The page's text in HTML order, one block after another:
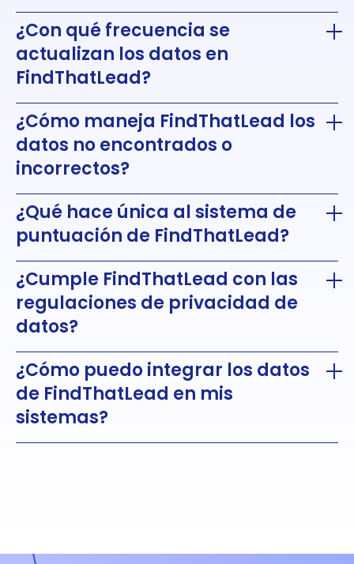
¿Con qué frecuencia se
actualizan los datos en
FindThatLead?
¿Cómo maneja FindThatLead los
datos no encontrados o
incorrectos?
¿Qué hace única al sistema de
puntuación de FindThatLead?
¿Cumple FindThatLead con las
regulaciones de privacidad de
datos?
¿Cómo puedo integrar los datos
de FindThatLead en mis
sistemas?